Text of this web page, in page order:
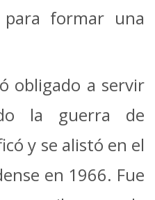
formar una
obligado a servir
la guerra de
y se alistó en el
en 1966. Fue